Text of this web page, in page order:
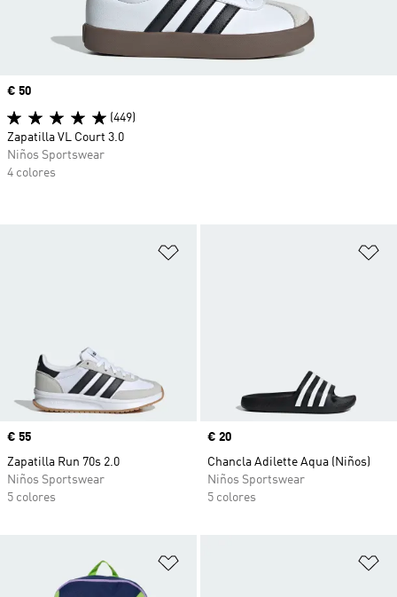
Precio
€ 55
Zapatilla Run 70s 2.0
Niños Sportswear
5 colores
Precio
€ 20
Chancla Adilette Aqua (Niños)
Niños Sportswear
5 colores
Precio
€ 50
(449)
Zapatilla VL Court 3.0
Niños Sportswear
4 colores